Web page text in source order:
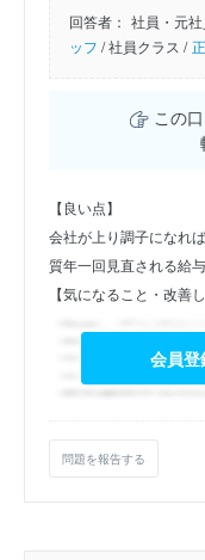
回答者： 社員・元
ッフ /社員クラス /
この口
【良い点】
会社が上り調子になれ
質年一回見直される給
【気になること・改善
会員登
問題を報告する